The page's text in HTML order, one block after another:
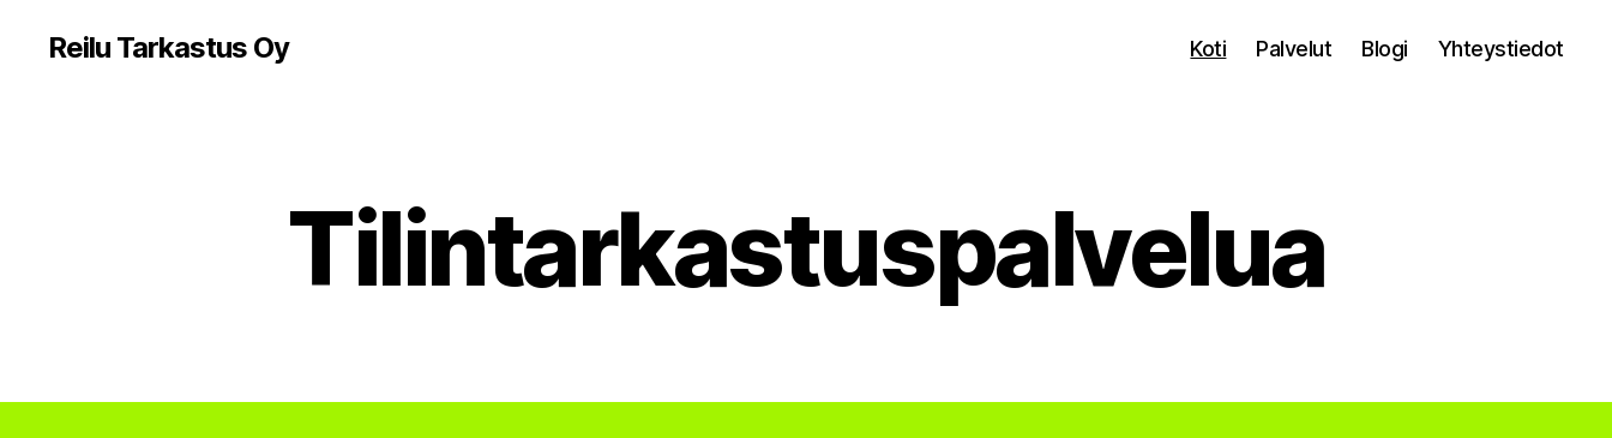
Reilu Tarkastus Oy Koti Palvelut Blogi Yhteystiedot
Tilintarkastuspalvelua